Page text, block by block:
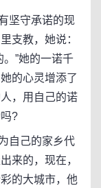
坚守承诺的现
支教，她说：
”她的一诺千
的心灵增添了
，用自己的诺
?
自己的家乡代
来的，现在，
的大城市，他